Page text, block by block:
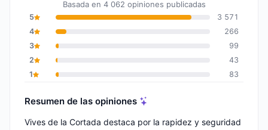
Basada en 4 062 opiniones publicadas
5
3 571
4
266
3
99
2
43
1
83
Resumen de las opiniones
Vives de la Cortada destaca por la rapidez y seguridad